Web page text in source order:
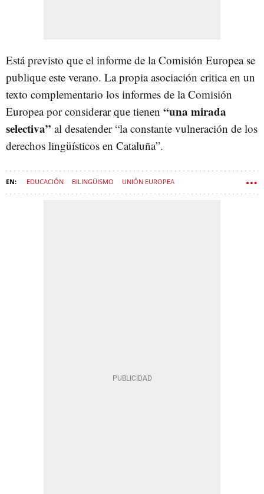
Está previsto que el informe de la Comisión Europea se
publique este verano. La propia asociación critica en un
texto complementario los informes de la Comisión
Europea por considerar que tienen “una mirada
selectiva” al desatender “la constante vulneración de los
derechos lingüísticos en Cataluña”.
EDUCACIÓN BILINGÜISMO UNIÓN EUROPEA